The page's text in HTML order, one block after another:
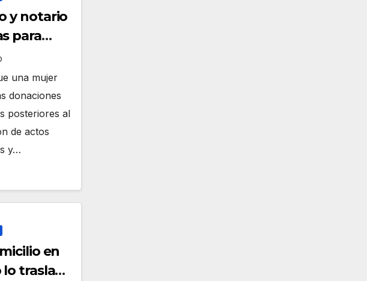
y notario
para
una mujer
donaciones
posteriores al
de actos
y…
en
traslada